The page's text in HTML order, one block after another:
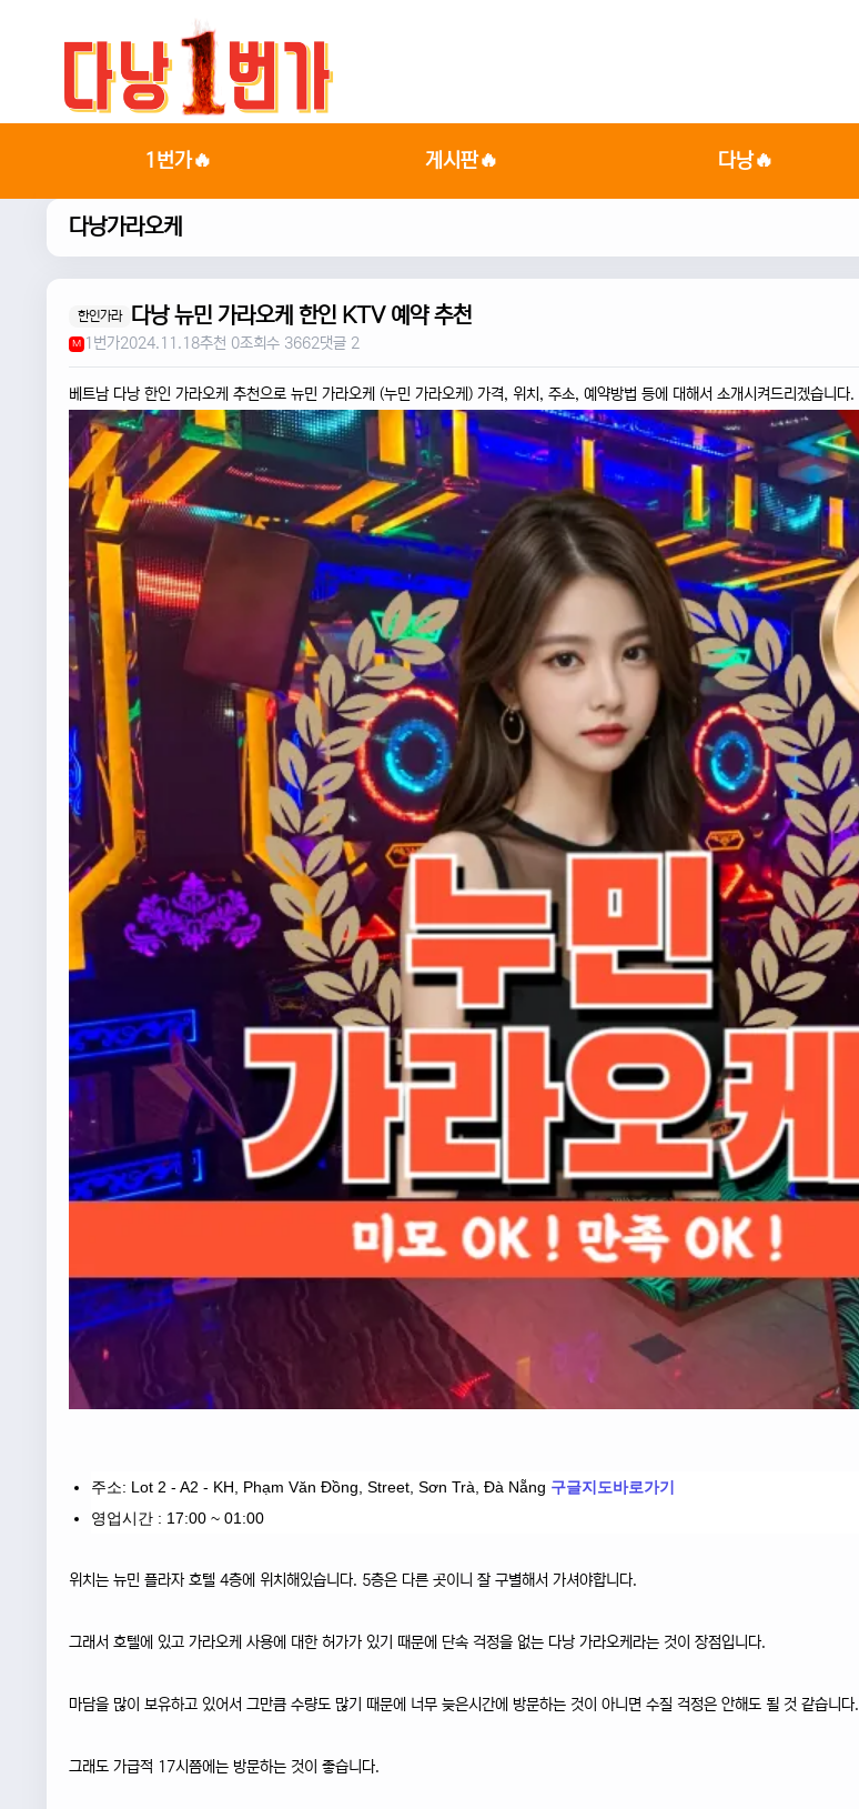
1번가🔥 게시판🔥 다낭🔥
다낭가라오케
한인가라 다낭 뉴민 가라오케 한인 KTV 예약 추천
M 1번가2024.11.18추천 0조회수 3662댓글 2
베트남 다낭 한인 가라오케 추천으로 뉴민 가라오케 (누민 가라오케) 가격, 위치, 주소, 예약방법 등에 대해서 소개시켜드리겠습니다.
주소: Lot 2 - A2 - KH, Phạm Văn Đồng, Street, Sơn Trà, Đà Nẵng 구글지도바로가기
영업시간 : 17:00 ~ 01:00
위치는 뉴민 플라자 호텔 4층에 위치해있습니다. 5층은 다른 곳이니 잘 구별해서 가셔야합니다.
그래서 호텔에 있고 가라오케 사용에 대한 허가가 있기 때문에 단속 걱정을 없는 다낭 가라오케라는 것이 장점입니다.
마담을 많이 보유하고 있어서 그만큼 수량도 많기 때문에 너무 늦은시간에 방문하는 것이 아니면 수질 걱정은 안해도 될 것 같습니다.
그래도 가급적 17시쯤에는 방문하는 것이 좋습니다.